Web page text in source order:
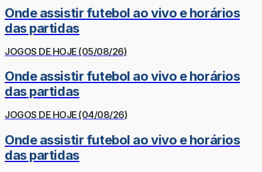
Onde assistir futebol ao vivo e horários
das partidas
JOGOS DE HOJE (05/08/26)
Onde assistir futebol ao vivo e horários
das partidas
JOGOS DE HOJE (04/08/26)
Onde assistir futebol ao vivo e horários
das partidas